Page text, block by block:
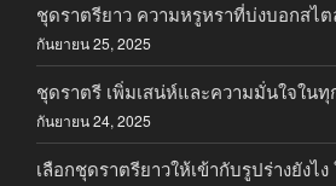
ชุดราตรียาว ความหรูหราที่บ่งบอกสไ
กันยายน 25, 2025
ชุดราตรี เพิ่มเสน่ห์และความมั่นใจในทุ
กันยายน 24, 2025
เลือกชุดราตรียาวให้เข้ากับรูปร่างยังไ